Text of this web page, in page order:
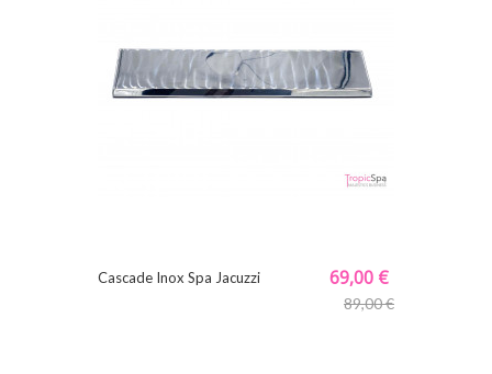
Cascade Inox Spa Jacuzzi 69,00 €
89,00 €